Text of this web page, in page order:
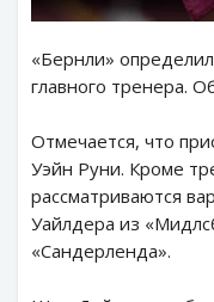
«Бернли»
главного тренера.
Отмечается, что
Уэйн Руни. Кроме
рассматриваются
Уайлдера из
«Сандерленда».